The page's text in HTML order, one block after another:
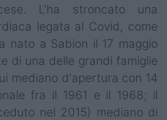
L'ha stroncato una
legata al Covid, come
nato a Sabion il 17 maggio
di una delle grandi famiglie
mediano d'apertura con 14
fra il 1961 e il 1968; il
nel 2015) mediano di